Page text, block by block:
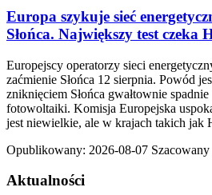
Europa szykuje sieć
Słońca. Największy test czeka
Europejscy operatorzy sieci
zaćmienie Słońca 12 sierpnia. Powód
zniknięciem Słońca gwałtownie
fotowoltaiki. Komisja Europejska
jest niewielkie, ale w krajach takich jak
Opublikowany: 2026-08-07
Aktualności